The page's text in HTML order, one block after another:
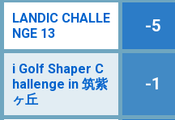
LANDIC CHALLE
NGE 13
-5
i Golf Shaper C
hallenge in 筑紫
ヶ丘
-1